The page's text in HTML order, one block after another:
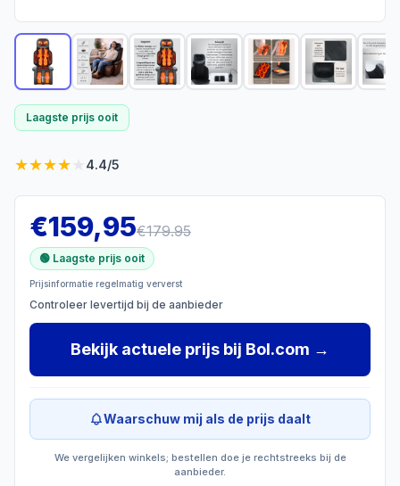
Laagste prijs ooit
★★★★ 4.4/5
€159,95€179.95
🟢 Laagste prijs ooit
Prijsinformatie regelmatig ververst
Controleer levertijd bij de aanbieder
Bekijk actuele prijs bij Bol.com →
Waarschuw mij als de prijs daalt
We vergelijken winkels; bestellen doe je rechtstreeks bij de
aanbieder.